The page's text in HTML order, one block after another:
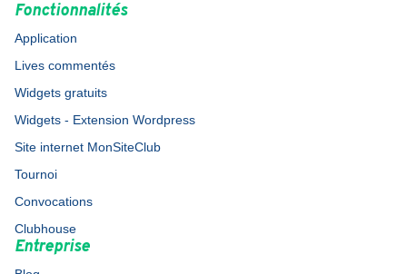
Fonctionnalités
Application
Lives commentés
Widgets gratuits
Widgets - Extension Wordpress
Site internet MonSiteClub
Tournoi
Convocations
Clubhouse
Entreprise